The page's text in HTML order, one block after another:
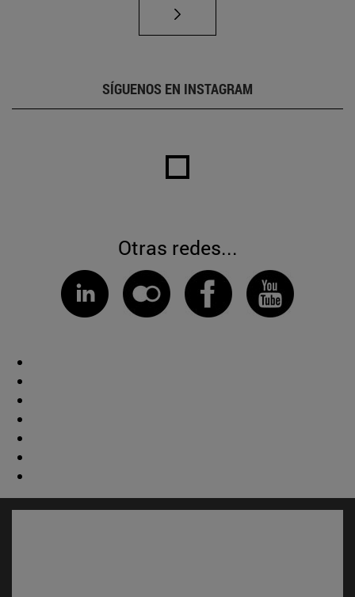
SÍGUENOS EN INSTAGRAM
Otras redes...